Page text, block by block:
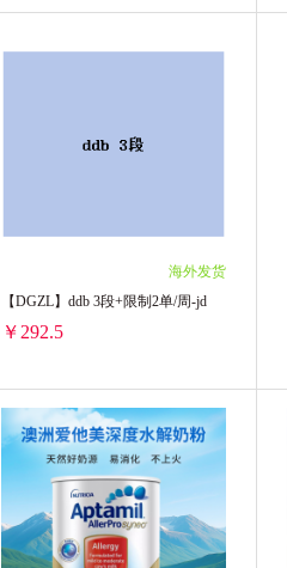
海外发货
【DGZL】ddb 3段+限制2单/周-jd
￥292.5
【DGZL】ddb 3段+限制2单/周-jd
2罐装 ￥585(￥292.5/单罐)